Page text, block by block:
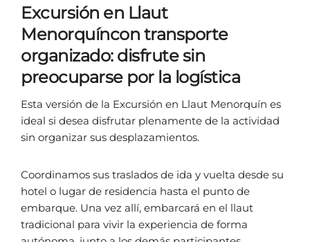
Excursión en Llaut
Menorquíncon transporte
organizado: disfrute sin
preocuparse por la logística
Esta versión de la Excursión en Llaut Menorquín es
ideal si desea disfrutar plenamente de la actividad
sin organizar sus desplazamientos.
Coordinamos sus traslados de ida y vuelta desde su
hotel o lugar de residencia hasta el punto de
embarque. Una vez allí, embarcará en el llaut
tradicional para vivir la experiencia de forma